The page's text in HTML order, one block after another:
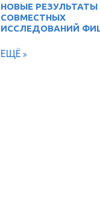
НОВЫЕ РЕЗУЛЬТАТЫ
СОВМЕСТНЫХ
ИССЛЕДОВАНИЙ
ЕЩЁ